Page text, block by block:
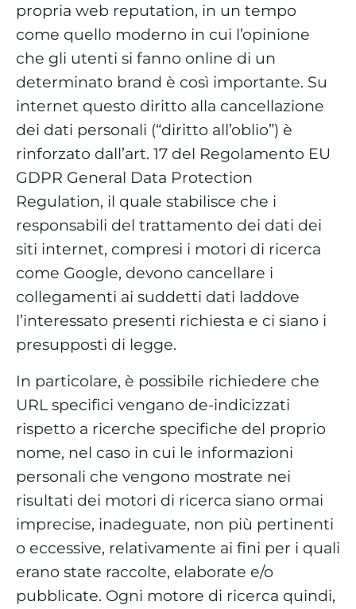
propria web reputation, in un tempo
come quello moderno in cui l’opinione
che gli utenti si fanno online di un
determinato brand è così importante. Su
internet questo diritto alla cancellazione
dei dati personali (“diritto all’oblio”) è
rinforzato dall’art. 17 del Regolamento EU
GDPR General Data Protection
Regulation, il quale stabilisce che i
responsabili del trattamento dei dati dei
siti internet, compresi i motori di ricerca
come Google, devono cancellare i
collegamenti ai suddetti dati laddove
l’interessato presenti richiesta e ci siano i
presupposti di legge.
In particolare, è possibile richiedere che
URL specifici vengano de-indicizzati
rispetto a ricerche specifiche del proprio
nome, nel caso in cui le informazioni
personali che vengono mostrate nei
risultati dei motori di ricerca siano ormai
imprecise, inadeguate, non più pertinenti
o eccessive, relativamente ai fini per i quali
erano state raccolte, elaborate e/o
pubblicate. Ogni motore di ricerca quindi,